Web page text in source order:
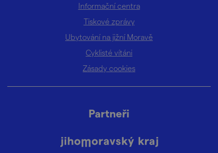
Informační centra
Tiskové zprávy
Ubytování na jižní Moravě
Cyklisté vítáni
Zásady cookies
Partneři